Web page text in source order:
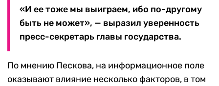
«И ее тоже мы выиграем, ибо по-другому
быть не может», — выразил уверенность
пресс-секретарь главы государства.
По мнению Пескова, на информационное поле
оказывают влияние несколько факторов, в том